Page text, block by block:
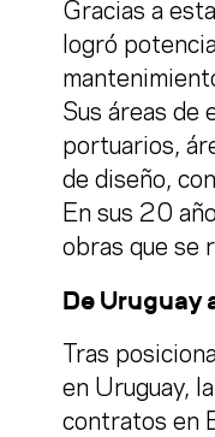
Gracias a
logró
Sus áreas de
portuarios,
de diseño,
En sus 20
obras que se
De Uruguay
Tras
en Uruguay,
contratos en